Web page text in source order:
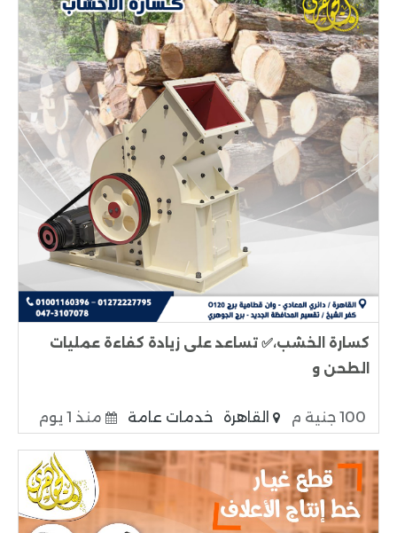
كسارة الخشب،✅ تساعد على زيادة كفاءة عمليات
الطحن و
100 جنية م القاهرة خدمات عامة منذ 1 يوم